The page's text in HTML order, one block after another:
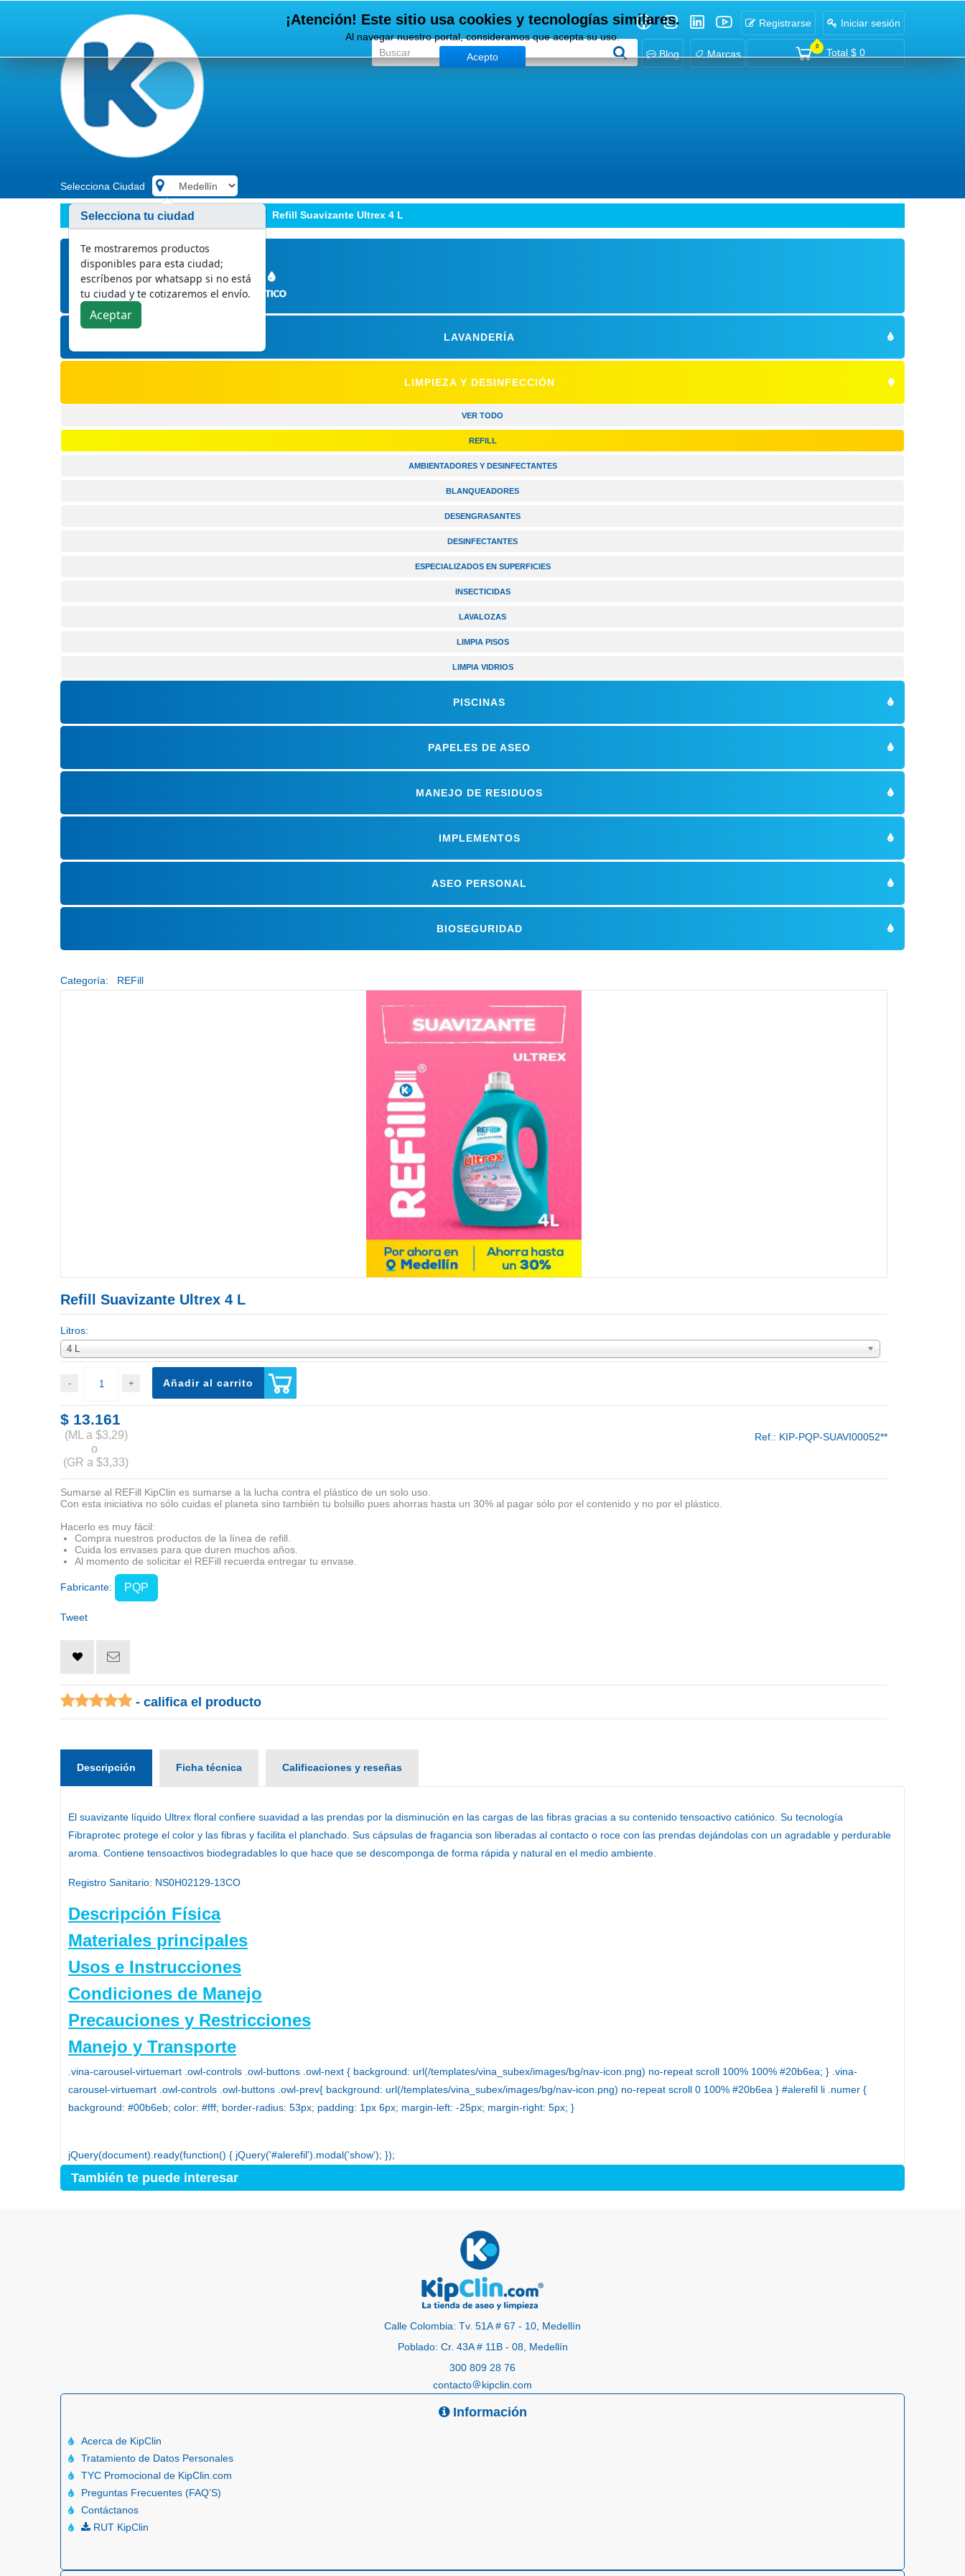
Registrarse Iniciar sesión
0
Total $ 0
Blog Marcas
Selecciona Ciudad
Limpieza y desinfección Refill Suavizante Ultrex 4 L
LAVANDERÍA
LIMPIEZA Y DESINFECCIÓN
VER TODO
REFILL
AMBIENTADORES Y DESINFECTANTES
BLANQUEADORES
DESENGRASANTES
DESINFECTANTES
ESPECIALIZADOS EN SUPERFICIES
INSECTICIDAS
LAVALOZAS
LIMPIA PISOS
LIMPIA VIDRIOS
PISCINAS
PAPELES DE ASEO
MANEJO DE RESIDUOS
IMPLEMENTOS
ASEO PERSONAL
BIOSEGURIDAD
Categoría: REFill
Refill Suavizante Ultrex 4 L
Litros:
4 L
Añadir al carrito
$ 13.161
(ML a $3,29)
o
(GR a $3,33)
Ref.: KIP-PQP-SUAVI00052**
Sumarse al REFill KipClin es sumarse a la lucha contra el plástico de un solo uso.
Con esta iniciativa no sólo cuidas el planeta sino también tu bolsillo pues ahorras hasta un 30% al pagar sólo por el contenido y no por el plástico.
Hacerlo es muy fácil:
Compra nuestros productos de la línea de refill.
Cuida los envases para que duren muchos años.
Al momento de solicitar el REFill recuerda entregar tu envase.
Fabricante: PQP
Tweet
- califica el producto
Descripción Ficha técnica Calificaciones y reseñas
El suavizante líquido Ultrex floral confiere suavidad a las prendas por la disminución en las cargas de las fibras gracias a su contenido tensoactivo catiónico. Su tecnología
Fibraprotec protege el color y las fibras y facilita el planchado. Sus cápsulas de fragancia son liberadas al contacto o roce con las prendas dejándolas con un agradable y perdurable
aroma. Contiene tensoactivos biodegradables lo que hace que se descomponga de forma rápida y natural en el medio ambiente.
Registro Sanitario: NS0H02129-13CO
Descripción Física
Materiales principales
Usos e Instrucciones
Condiciones de Manejo
Precauciones y Restricciones
Manejo y Transporte
.vina-carousel-virtuemart .owl-controls .owl-buttons .owl-next { background: url(/templates/vina_subex/images/bg/nav-icon.png) no-repeat scroll 100% 100% #20b6ea; } .vina-
carousel-virtuemart .owl-controls .owl-buttons .owl-prev{ background: url(/templates/vina_subex/images/bg/nav-icon.png) no-repeat scroll 0 100% #20b6ea } #alerefil li .numer {
background: #00b6eb; color: #fff; border-radius: 53px; padding: 1px 6px; margin-left: -25px; margin-right: 5px; }
jQuery(document).ready(function() { jQuery('#alerefil').modal('show'); });
También te puede interesar
¡Atención! Este sitio usa cookies y tecnologías similares.
Al navegar nuestro portal, consideramos que acepta su uso.
Acepto
Calle Colombia: Tv. 51A # 67 - 10, Medellín
Poblado: Cr. 43A # 11B - 08, Medellín
300 809 28 76
contacto
kipclin.com
Información
Acerca de KipClin
Tratamiento de Datos Personales
TYC Promocional de KipClin.com
Preguntas Frecuentes (FAQ’S)
Contáctanos
RUT KipClin
Selecciona tu ciudad
Te mostraremos productos
disponibles para esta ciudad;
escríbenos por whatsapp si no está
tu ciudad y te cotizaremos el envío.
Aceptar